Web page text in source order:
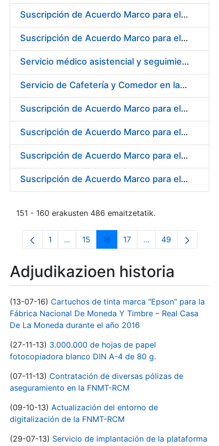
Suscripción de Acuerdo Marco para el Suministro de Material de Ferretería para la Fábrica de Papel de Seguridad de la FNMT-RCM en Burgos
Suscripción de Acuerdo Marco para el Suministro de Material de Electricidad para la Fábrica de Papel de Seguridad de la FNMT-RCM en Burgos
Servicio médico asistencial y seguimiento del absentismo laboral para la FNMT-RCM en su sede de Burgos
Servicio de Cafetería y Comedor en la Sede Central de la Fábrica Nacional de Moneda y Timbre-Real Casa de la Moneda en Madrid
Suscripción de Acuerdo Marco para el Suministro de Herramienta y Materiales Específicos para Mecanizado
Suscripción de Acuerdo Marco para el Suministro de Material de Electricidad
Suscripción de Acuerdo Marco para el Suministro de Repuestos Específicos de Maquinaria
Suscripción de Acuerdo Marco para el Suministro de Material de Transmisiones de Potencia, Rodamientos, Estanqueidad e Hidráulica
151 - 160 erakusten 486 emaitzetatik.
Orrialdea
1 ...Intermediate Pages Use TAB to navigate.
Orrialdea
15 Orrialdea
16 Orrialdea
17 ...Intermediate
Orrialdea
49
Adjudikazioen historia
(13-07-16) Cartuchos de tinta marca "Epson" para la
Fábrica Nacional De Moneda Y Timbre – Real Casa
De La Moneda durante el año 2016
(27-11-13) 3.000.000 de hojas de papel
fotocopiadora blanco DIN A-4 de 80 g.
(07-11-13) Contratación de diversas pólizas de
aseguramiento en la FNMT-RCM
(09-10-13) Actualización del entorno de
digitalización de la FNMT-RCM
(29-07-13) Servicio de implantación de la plataforma